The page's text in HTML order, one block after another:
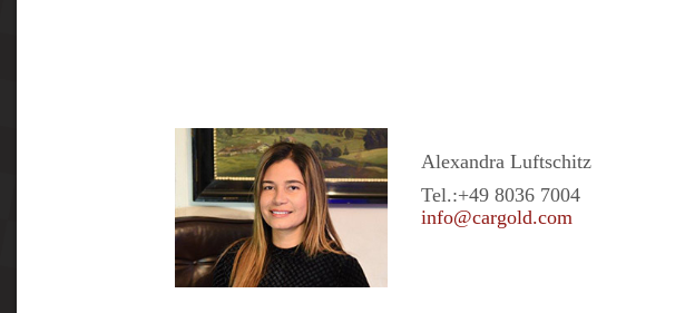
Alexandra Luftschitz
Tel.:+49 8036 7004
info@cargold.com